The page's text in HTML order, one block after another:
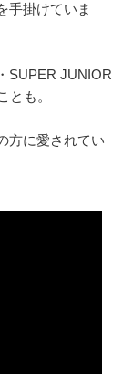
手掛けていま
SUPER JUNIOR
とも。
方に愛されてい